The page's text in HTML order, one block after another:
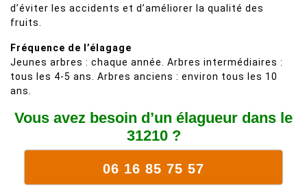
d’éviter les accidents et d’améliorer la qualité des
fruits.
Fréquence de l’élagage
Jeunes arbres : chaque année. Arbres intermédiaires :
tous les 4-5 ans. Arbres anciens : environ tous les 10
ans.
Vous avez besoin d’un élagueur dans le
31210 ?
06 16 85 75 57